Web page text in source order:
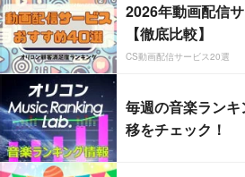
2026年動画配信
【徹底比較】
CS動画配信サービス20選
毎週の音楽ラン
移をチェック！